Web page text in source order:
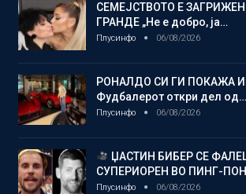
СЕМЕЈСТВОТО Е
ГРАНДЕ „Не е добро, ја…
Плусинфо 06/08/2026
РОНАЛДО СИ ГИ ПОКАЖА
Фудбалерот откри дел од…
Плусинфо 06/08/2026
ЏАСТИН БИБЕР СЕ
СУПЕРИОРЕН ВО ПИНГ-
Плусинфо 06/08/2026